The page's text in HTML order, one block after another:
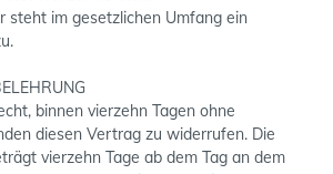
steht im gesetzlichen Umfang ein
binnen vierzehn Tagen ohne
diesen Vertrag zu widerrufen. Die
vierzehn Tage ab dem Tag an dem